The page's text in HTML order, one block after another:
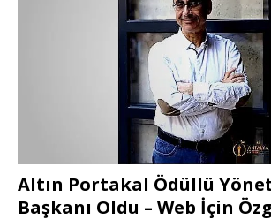
Altın Portakal Ödüllü
Başkanı Oldu – Web İçin